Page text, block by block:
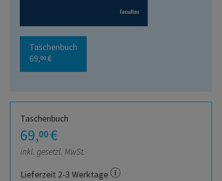
Taschenbuch
69,00 €
Taschenbuch
69,00€
inkl. gesetzl. MwSt.
Lieferzeit 2-3 Werktage